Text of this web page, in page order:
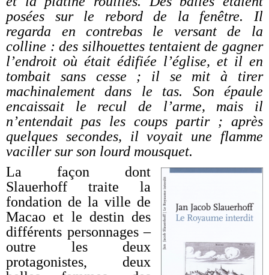
posées sur le rebord de la fenêtre. Il
regarda en contrebas le versant de la
colline : des silhouettes tentaient de gagner
l’endroit où était édifiée l’église, et il en
tombait sans cesse ; il se mit à tirer
machinalement dans le tas. Son épaule
encaissait le recul de l’arme, mais il
n’entendait pas les coups partir ; après
quelques secondes, il voyait une flamme
vaciller sur son lourd mousquet.
La façon dont
Slauerhoff traite la
fondation de la ville de
Macao et le destin des
différents personnages –
outre les deux
protagonistes, deux